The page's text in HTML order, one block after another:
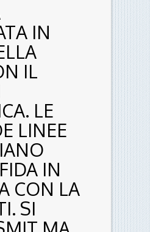
IN
IL
LE
LINEE
IN
CON LA
SI